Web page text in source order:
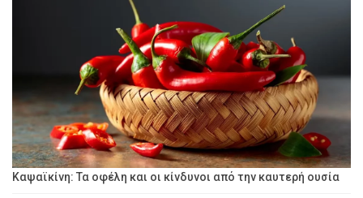
Καψαϊκίνη: Τα οφέλη και οι κίνδυνοι από την καυτερή ουσία